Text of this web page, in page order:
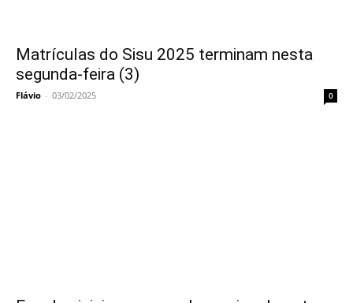
Matrículas do Sisu 2025 terminam nesta
segunda-feira (3)
Flávio - 03/02/2025 0